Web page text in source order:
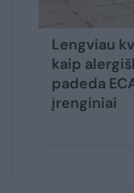
Lengviau
kaip
padeda
įrenginiai